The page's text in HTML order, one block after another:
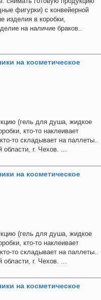
фигурки) с конвейерной
изделия в коробки,
на наличие браков..
на косметическое
(гель для душа, жидкое
кто-то наклеивает
то складывает на паллеты..
области, г. Чехов. ...
на косметическое
(гель для душа, жидкое
кто-то наклеивает
то складывает на паллеты..
области, г. Чехов. ...
на косметическое